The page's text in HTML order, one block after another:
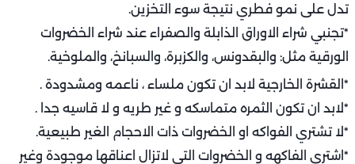
تدل على نمو فطري نتيجة سوء التخزين.
*تجنبي شراء الاوراق الذابلة والصفراء عند شراء الخضروات
الورقية مثل: والبقدونس، والكزبرة، والسبانخ، والملوخية.
*القشرة الخارجية لابد ان تكون ملساء ، ناعمه ومشدودة .
*لابد ان تكون الثمره متماسكه و غير طريه و لا قاسيه جدا .
*لا تشتري الفواكه او الخضروات ذات الاحجام الغير طبيعية.
*اشتري الفاكهه و الخضروات التي لاتزال اعناقها موجودة وغير